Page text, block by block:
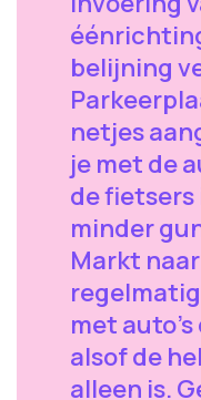
belijning
netjes
je met de
de
minder
Markt
met
alsof de
alleen is.